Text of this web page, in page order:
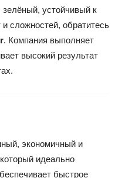
устойчивый к
и сложностей, обратитесь
. Компания выполняет
высокий результат
экономичный и
идеально
быстрое